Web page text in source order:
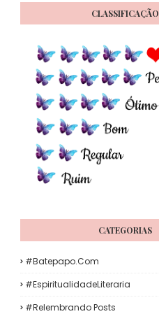
CLASSIFICAÇÃO
CATEGORIAS
#Batepapo.com
#EspiritualidadeLiteraria
#Relembrando Posts